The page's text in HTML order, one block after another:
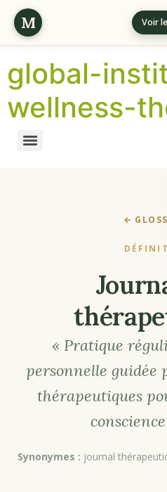
M Voir
global-
wellness-
←
« Pratique
personnelle guidée
thérapeutiques
Synonymes : journal